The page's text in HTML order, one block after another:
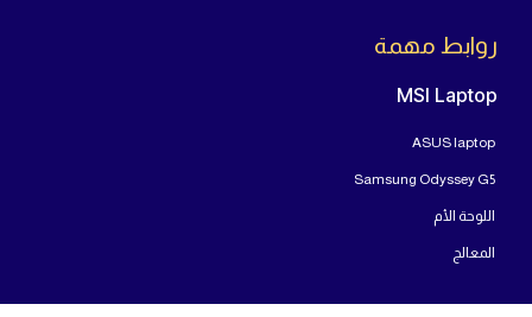
روابط مهمة
MSI Laptop
ASUS laptop
Samsung Odyssey G5
اللوحة الأم
المعالج